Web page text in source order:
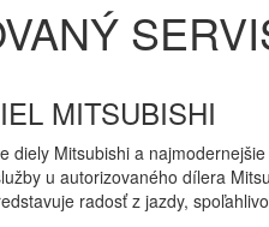
MITSUBISHI
Mitsubishi a
u autorizovaného dílera
radosť z jazdy,